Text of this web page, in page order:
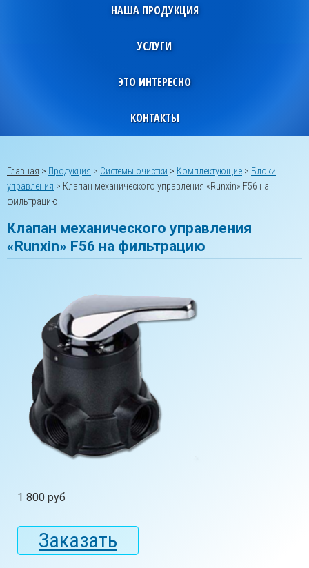
НАША ПРОДУКЦИЯ
УСЛУГИ
ЭТО ИНТЕРЕСНО
КОНТАКТЫ
Главная > Продукция > Системы очистки > Комплектующие > Блоки
управления > Клапан механического управления «Runxin» F56 на
фильтрацию
Клапан механического управления
«Runxin» F56 на фильтрацию
1 800 руб
Заказать